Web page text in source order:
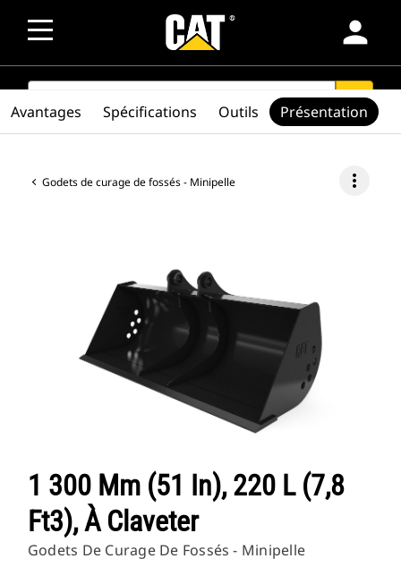
person
SEARCH search
Godets de curage de fossés - Minipelle more_vert
1 300 Mm (51 In), 220 L (7,8
Ft3), À Claveter
Godets De Curage De Fossés - Minipelle
Avantages Spécifications Outils Présentation